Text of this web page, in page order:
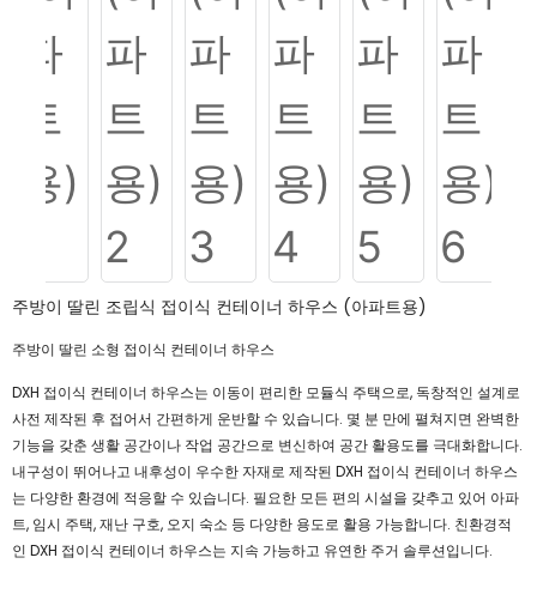
주방이 딸린 조립식 접이식 컨테이너 하우스 (아파트용)
주방이 딸린 소형 접이식 컨테이너 하우스
DXH 접이식 컨테이너 하우스는 이동이 편리한 모듈식 주택으로, 독창적인 설계로
사전 제작된 후 접어서 간편하게 운반할 수 있습니다. 몇 분 만에 펼쳐지면 완벽한
기능을 갖춘 생활 공간이나 작업 공간으로 변신하여 공간 활용도를 극대화합니다.
내구성이 뛰어나고 내후성이 우수한 자재로 제작된 DXH 접이식 컨테이너 하우스
는 다양한 환경에 적응할 수 있습니다. 필요한 모든 편의 시설을 갖추고 있어 아파
트, 임시 주택, 재난 구호, 오지 숙소 등 다양한 용도로 활용 가능합니다. 친환경적
인 DXH 접이식 컨테이너 하우스는 지속 가능하고 유연한 주거 솔루션입니다.